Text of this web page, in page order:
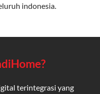
indonesia.
terintegrasi yang